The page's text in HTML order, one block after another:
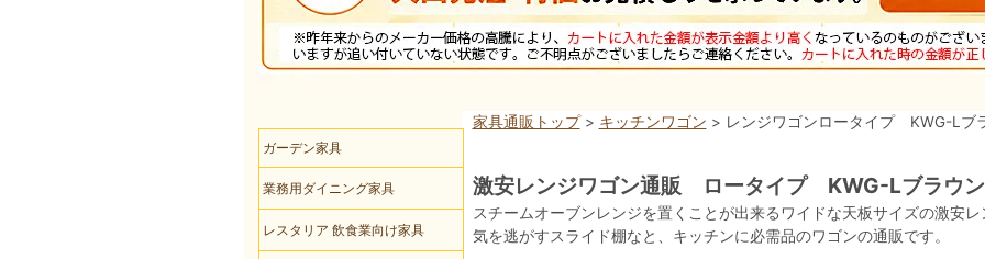
家具通販トップ> キッチンワゴン > レンジワゴンロータイプ KWG-Lブ
激安レンジワゴン通販 ロータイプ KWG-Lブラウン
スチームオーブンレンジを置くことが出来るワイドな天板サイズの激安
気を逃がすスライド棚なと、キッチンに必需品のワゴンの通販です。
ガーデン家具
業務用ダイニング家具
レスタリア 飲食業向け家具